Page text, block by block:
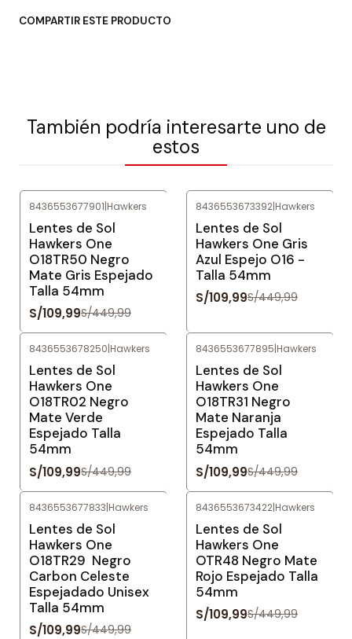
COMPARTIR ESTE PRODUCTO
También podría interesarte uno de
estos
8436553677901|Hawkers
Lentes de Sol
Hawkers One
O18TR50 Negro
Mate Gris Espejado
Talla 54mm
S/109,99S/449,99
8436553673392|Hawkers
Lentes de Sol
Hawkers One Gris
Azul Espejo O16 -
Talla 54mm
S/109,99S/449,99
8436553678250|Hawkers
Lentes de Sol
Hawkers One
O18TR02 Negro
Mate Verde
Espejado Talla
54mm
S/109,99S/449,99
8436553677895|Hawkers
Lentes de Sol
Hawkers One
O18TR31 Negro
Mate Naranja
Espejado Talla
54mm
S/109,99S/449,99
8436553677833|Hawkers
Lentes de Sol
Hawkers One
O18TR29 Negro
Carbon Celeste
Espejadado Unisex
Talla 54mm
S/109,99S/449,99
8436553673422|Hawkers
Lentes de Sol
Hawkers One
OTR48 Negro Mate
Rojo Espejado Talla
54mm
S/109,99S/449,99